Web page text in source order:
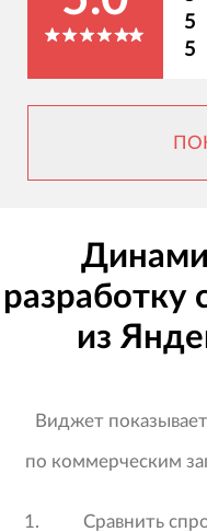
5
5
разработку
из
Виджет
по коммерческим
Сравнить